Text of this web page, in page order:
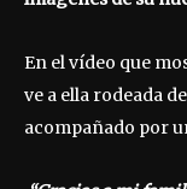
En el vídeo que
ve a ella rodeada
acompañado por